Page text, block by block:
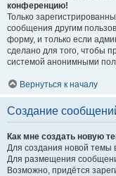
конференцию!
Только
сообщения другим
форму, и только если
сделано для того, чтобы
системой анонимными
Вернуться к началу
Создание
Как мне создать новую
Для создания новой темы
Для размещения
Возможно, придётся